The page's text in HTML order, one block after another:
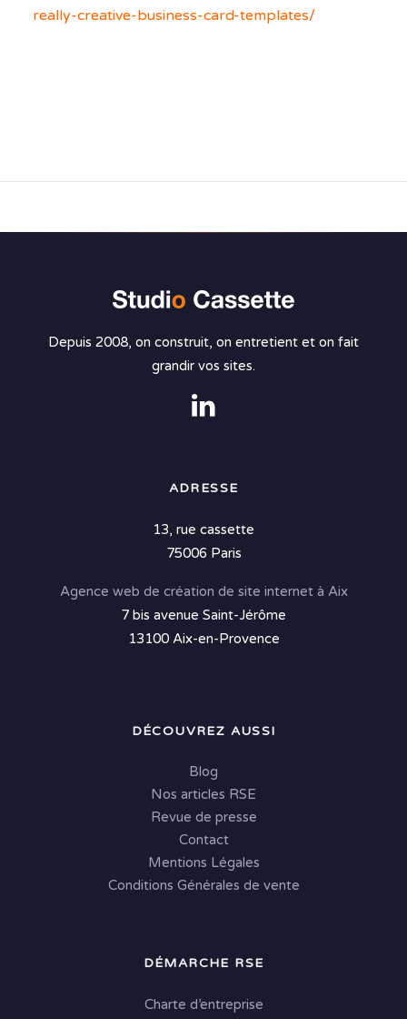
really-creative-business-card-templates/
Depuis 2008, on construit, on entretient et on fait
grandir vos sites.
ADRESSE
13, rue cassette
75006 Paris
Agence web de création de site internet à Aix
7 bis avenue Saint-Jérôme
13100 Aix-en-Provence
DÉCOUVREZ AUSSI
Blog
Nos articles RSE
Revue de presse
Contact
Mentions Légales
Conditions Générales de vente
DÉMARCHE RSE
Charte d’entreprise